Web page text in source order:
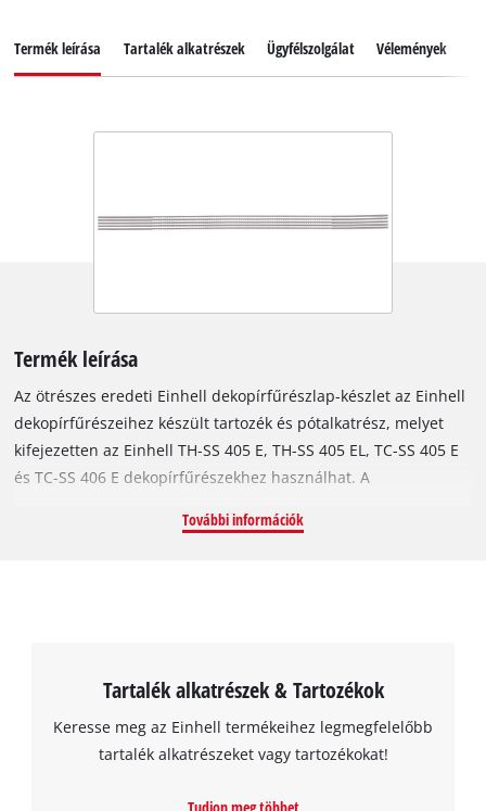
Termék leírása Tartalék alkatrészek Ügyfélszolgálat Vélemények
Termék leírása
Az ötrészes eredeti Einhell dekopírfűrészlap-készlet az Einhell
dekopírfűrészeihez készült tartozék és pótalkatrész, melyet
kifejezetten az Einhell TH-SS 405 E, TH-SS 405 EL, TC-SS 405 E
és TC-SS 406 E dekopírfűrészekhez használhat. A
modellezéshez) tervezték. A különböző fogazatú lapoknak
További információk
Tartalék alkatrészek & Tartozékok
Keresse meg az Einhell termékeihez legmegfelelőbb
tartalék alkatrészeket vagy tartozékokat!